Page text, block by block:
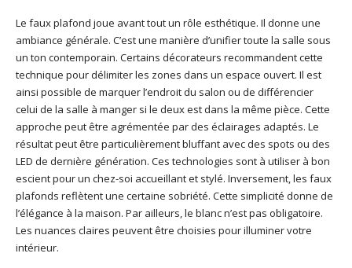
Le faux plafond joue avant tout un rôle esthétique. Il donne une
ambiance générale. C’est une manière d’unifier toute la salle sous
un ton contemporain. Certains décorateurs recommandent cette
technique pour délimiter les zones dans un espace ouvert. Il est
ainsi possible de marquer l’endroit du salon ou de différencier
celui de la salle à manger si le deux est dans la même pièce. Cette
approche peut être agrémentée par des éclairages adaptés. Le
résultat peut être particulièrement bluffant avec des spots ou des
LED de dernière génération. Ces technologies sont à utiliser à bon
escient pour un chez-soi accueillant et stylé. Inversement, les faux
plafonds reflètent une certaine sobriété. Cette simplicité donne de
l’élégance à la maison. Par ailleurs, le blanc n’est pas obligatoire.
Les nuances claires peuvent être choisies pour illuminer votre
intérieur.